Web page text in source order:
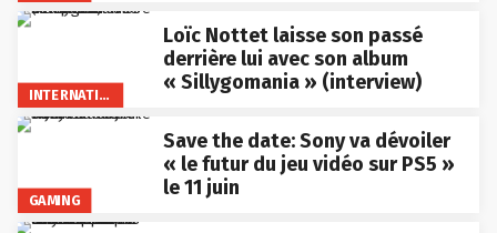
INTERNATIONAL
Loïc Nottet laisse son passé
derrière lui avec son album
« Sillygomania » (interview)
GAMING
Save the date: Sony va dévoiler
« le futur du jeu vidéo sur PS5 »
le 11 juin